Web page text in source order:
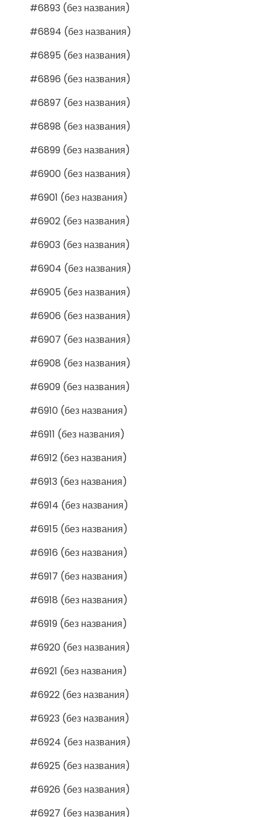
#6893 (без названия)
#6894 (без названия)
#6895 (без названия)
#6896 (без названия)
#6897 (без названия)
#6898 (без названия)
#6899 (без названия)
#6900 (без названия)
#6901 (без названия)
#6902 (без названия)
#6903 (без названия)
#6904 (без названия)
#6905 (без названия)
#6906 (без названия)
#6907 (без названия)
#6908 (без названия)
#6909 (без названия)
#6910 (без названия)
#6911 (без названия)
#6912 (без названия)
#6913 (без названия)
#6914 (без названия)
#6915 (без названия)
#6916 (без названия)
#6917 (без названия)
#6918 (без названия)
#6919 (без названия)
#6920 (без названия)
#6921 (без названия)
#6922 (без названия)
#6923 (без названия)
#6924 (без названия)
#6925 (без названия)
#6926 (без названия)
#6927 (без названия)